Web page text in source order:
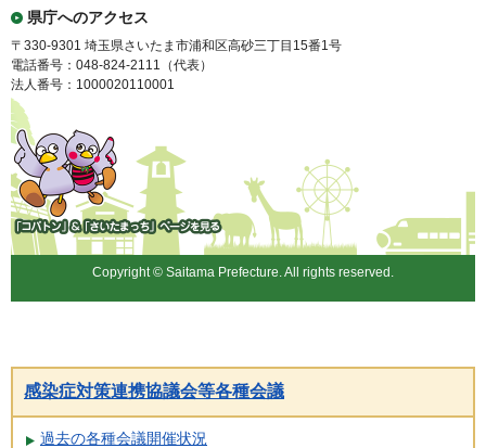
県庁へのアクセス
〒330-9301 埼玉県さいたま市浦和区高砂三丁目15番1号
電話番号：048-824-2111（代表）
法人番号：1000020110001
「コバトン」&「さいたまっ
ち」
Copyright © Saitama Prefecture. All rights reserved.
感染症対策連携協議会等各種会議
過去の各種会議開催状況